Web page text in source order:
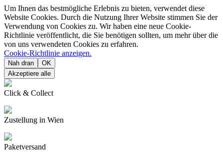
Um Ihnen das bestmögliche Erlebnis zu bieten, verwendet diese
Website Cookies. Durch die Nutzung Ihrer Website stimmen Sie der
Verwendung von Cookies zu. Wir haben eine neue Cookie-
Richtlinie veröffentlicht, die Sie benötigen sollten, um mehr über die
von uns verwendeten Cookies zu erfahren.
Cookie-Richtlinie anzeigen.
Nah dran
OK
Akzeptiere alle
Click & Collect
Zustellung in Wien
Paketversand